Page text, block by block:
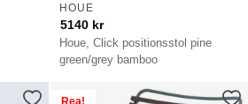
Houe, Click positionsstol pine
green/grey bamboo
HOUE
5140 kr
Rea!